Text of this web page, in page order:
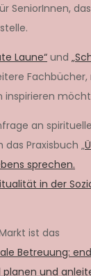
SeniorInnen,
Laune“und
inspirieren
an
Praxisbuch „
sprechen.
in der
ist das
Betreuung:
und